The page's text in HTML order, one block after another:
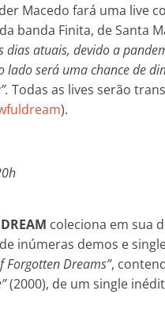
Macedo fará uma live
banda Finita, de Santa
dias atuais, devido a
será uma chance de
Todas as lives serão
).
coleciona em sua
inúmeras demos e
Forgotten Dreams”,
(2000), de um single